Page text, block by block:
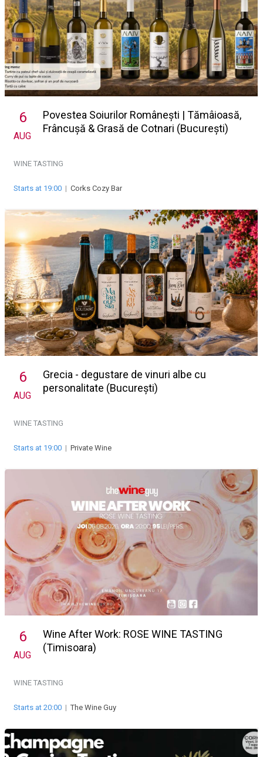
6
AUG
Povestea Soiurilor Românești | Tămâioasă,
Frâncușă & Grasă de Cotnari (București)
WINE TASTING
Starts at 19:00 | Corks Cozy Bar
6
AUG
Grecia - degustare de vinuri albe cu
personalitate (București)
WINE TASTING
Starts at 19:00 | Private Wine
6
AUG
Wine After Work: ROSE WINE TASTING
(Timisoara)
WINE TASTING
Starts at 20:00 |The Wine Guy